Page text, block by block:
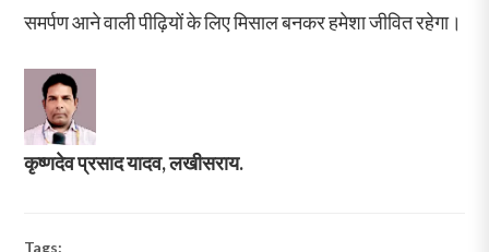
समर्पण आने वाली पीढ़ियों के लिए मिसाल बनकर हमेशा जीवित रहेगा।
कृष्णदेव प्रसाद यादव, लखीसराय.
Tags: